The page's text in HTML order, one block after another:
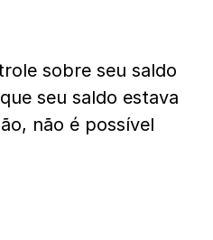
sobre seu saldo
seu saldo estava
não é possível